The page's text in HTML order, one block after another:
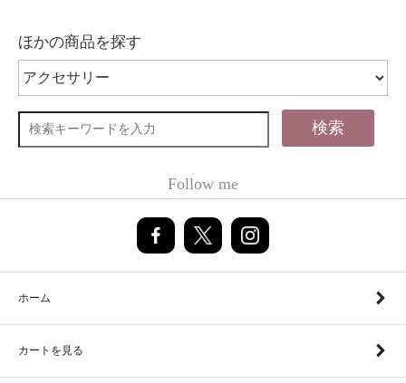
ほかの商品を探す
検索
Follow me
ホーム
カートを見る